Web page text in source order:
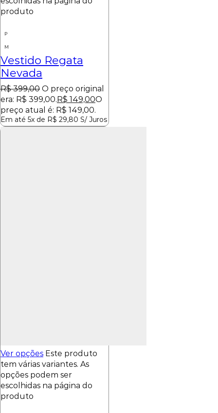
produto
P
M
Vestido Regata
Nevada
R$399,00 O preço original
era: R$ 399,00.R$ 149,00O
preço atual é: R$ 149,00.
Em até 5x de R$ 29,80 S/ Juros
Ver opções Este produto
tem várias variantes. As
opções podem ser
escolhidas na página do
produto